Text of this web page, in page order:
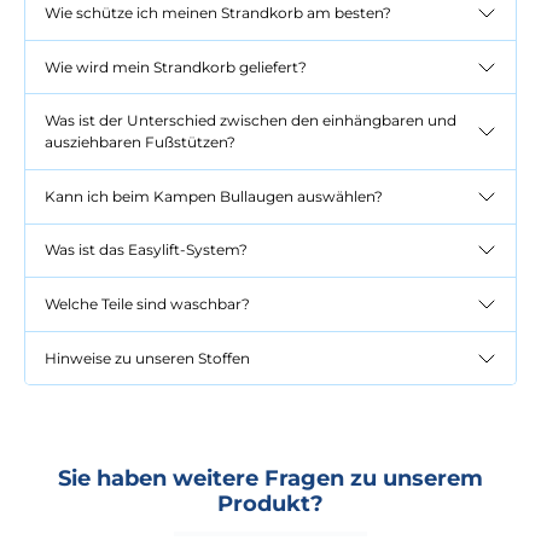
Wie schütze ich meinen Strandkorb am besten?
Wie wird mein Strandkorb geliefert?
Was ist der Unterschied zwischen den einhängbaren und
ausziehbaren Fußstützen?
Kann ich beim Kampen Bullaugen auswählen?
Was ist das Easylift-System?
Welche Teile sind waschbar?
Hinweise zu unseren Stoffen
Sie haben weitere Fragen zu unserem
Produkt?